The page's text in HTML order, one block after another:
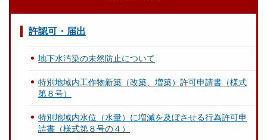
許認可・届出
地下水汚染の未然防止について
特別地域内工作物新築（改築、増築）許可申請書（様式
第８号）
特別地域内水位（水量）に増減を及ぼさせる行為許可申
請書（様式第８号の４）